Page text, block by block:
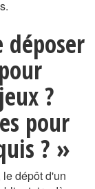
?
pour
? »
dépôt d'un